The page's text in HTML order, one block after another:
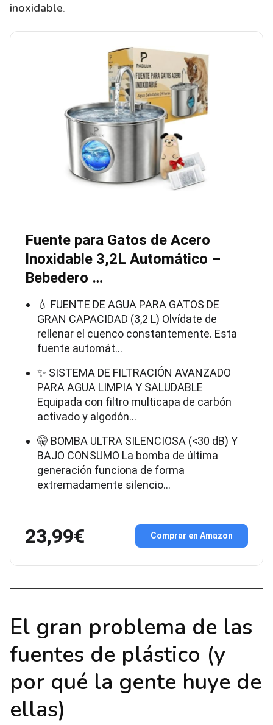
inoxidable.
Fuente para Gatos de Acero
Inoxidable 3,2L Automático –
Bebedero …
💧 FUENTE DE AGUA PARA GATOS DE
GRAN CAPACIDAD (3,2 L) Olvídate de
rellenar el cuenco constantemente. Esta
fuente automát…
✨ SISTEMA DE FILTRACIÓN AVANZADO
PARA AGUA LIMPIA Y SALUDABLE
Equipada con filtro multicapa de carbón
activado y algodón…
🤫 BOMBA ULTRA SILENCIOSA (<30 dB) Y
BAJO CONSUMO La bomba de última
generación funciona de forma
extremadamente silencio...
23,99€ Comprar en Amazon
El gran problema de las
fuentes de plástico (y
por qué la gente huye de
ellas)